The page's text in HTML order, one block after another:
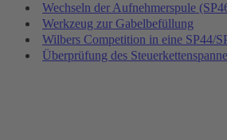
Wechseln der Aufnehmerspule
Werkzeug zur Gabelbefüllung
Wilbers Competition in eine SP44/
Überprüfung des